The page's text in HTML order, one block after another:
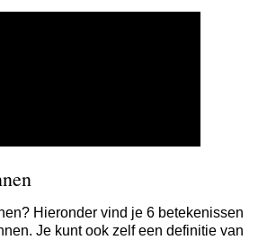
Hieronder vind je 6 betekenissen
Je kunt ook zelf een definitie van